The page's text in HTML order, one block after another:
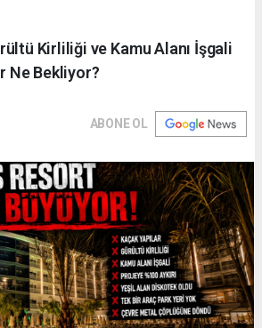
Kirliliği ve Kamu Alanı İşgali
Ne Bekliyor?
ABONE OL